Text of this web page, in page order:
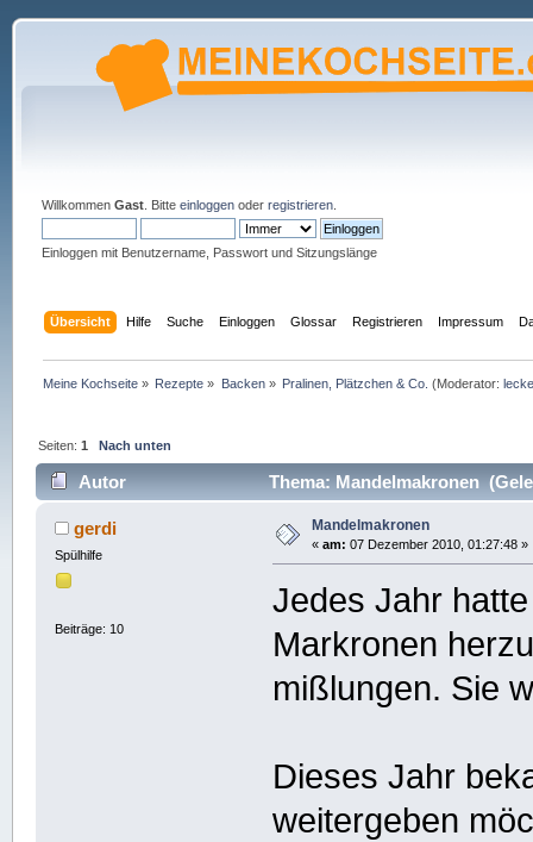
Willkommen Gast. Bitte einloggenoder registrieren.
Einloggen mit Benutzername, Passwort und Sitzungslänge
Übersicht Hilfe Suche Einloggen Glossar Registrieren Impressum
Meine Kochseite » Rezepte » Backen» Pralinen, Plätzchen & Co. (Moderator:
Seiten:1 Nach unten
Autor Thema: Mandelmakronen
gerdi
Spülhilfe
Beiträge: 10
Mandelmakronen
« am: 07 Dezember 2010, 01:27:48 »
Jedes Jahr
Markronen
mißlungen. Sie
Dieses Jahr
weitergeben